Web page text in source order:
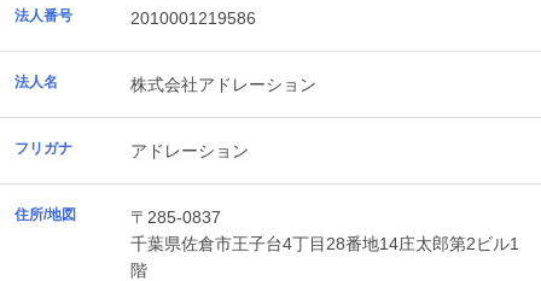
法人番号 2010001219586
法人名 株式会社アドレーション
フリガナ アドレーション
住所/地図
〒285-0837
千葉県佐倉市王子台4丁目28番地14庄太郎第2ビル1
階